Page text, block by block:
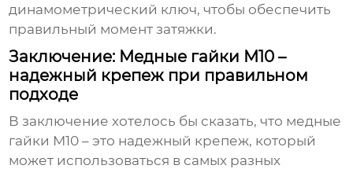
динамометрический ключ, чтобы обеспечить
правильный момент затяжки.
Заключение: Медные гайки М10 –
надежный крепеж при правильном
подходе
В заключение хотелось бы сказать, что медные
гайки М10 – это надежный крепеж, который
может использоваться в самых разных